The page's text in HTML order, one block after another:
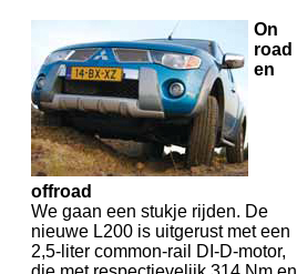
On
road
en
offroad
We gaan een stukje rijden. De
nieuwe L200 is uitgerust met een
2,5-liter common-rail DI-D-motor,